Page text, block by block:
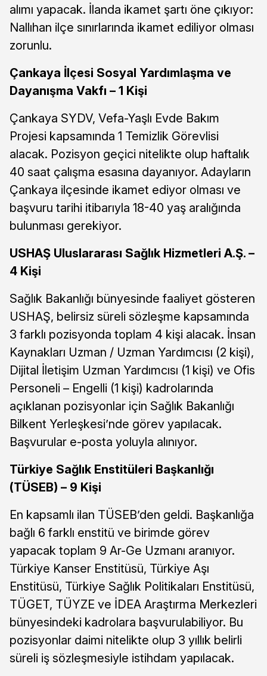
alımı yapacak. İlanda ikamet şartı öne çıkıyor:
Nallıhan ilçe sınırlarında ikamet ediliyor olması
zorunlu.
Çankaya İlçesi Sosyal Yardımlaşma ve
Dayanışma Vakfı – 1 Kişi
Çankaya SYDV, Vefa-Yaşlı Evde Bakım
Projesi kapsamında 1 Temizlik Görevlisi
alacak. Pozisyon geçici nitelikte olup haftalık
40 saat çalışma esasına dayanıyor. Adayların
Çankaya ilçesinde ikamet ediyor olması ve
başvuru tarihi itibarıyla 18-40 yaş aralığında
bulunması gerekiyor.
USHAŞ Uluslararası Sağlık Hizmetleri A.Ş. –
4 Kişi
Sağlık Bakanlığı bünyesinde faaliyet gösteren
USHAŞ, belirsiz süreli sözleşme kapsamında
3 farklı pozisyonda toplam 4 kişi alacak. İnsan
Kaynakları Uzman / Uzman Yardımcısı (2 kişi),
Dijital İletişim Uzman Yardımcısı (1 kişi) ve Ofis
Personeli – Engelli (1 kişi) kadrolarında
açıklanan pozisyonlar için Sağlık Bakanlığı
Bilkent Yerleşkesi’nde görev yapılacak.
Başvurular e-posta yoluyla alınıyor.
Türkiye Sağlık Enstitüleri Başkanlığı
(TÜSEB) – 9 Kişi
En kapsamlı ilan TÜSEB’den geldi. Başkanlığa
bağlı 6 farklı enstitü ve birimde görev
yapacak toplam 9 Ar-Ge Uzmanı aranıyor.
Türkiye Kanser Enstitüsü, Türkiye Aşı
Enstitüsü, Türkiye Sağlık Politikaları Enstitüsü,
TÜGET, TÜYZE ve İDEA Araştırma Merkezleri
bünyesindeki kadrolara başvurulabiliyor. Bu
pozisyonlar daimi nitelikte olup 3 yıllık belirli
süreli iş sözleşmesiyle istihdam yapılacak.